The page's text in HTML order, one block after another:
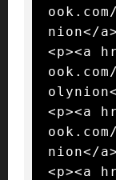
nion</
<p><a
<p><a
nion</
<p><a